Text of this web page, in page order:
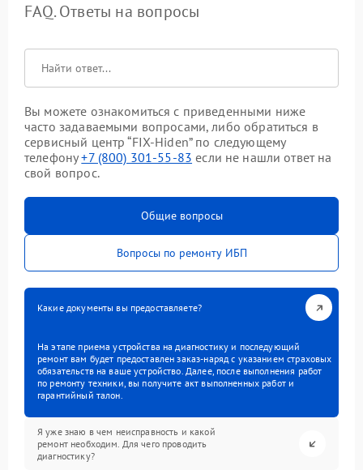
FAQ. Ответы на вопросы
Вы можете ознакомиться с приведенными ниже
часто задаваемыми вопросами, либо обратиться в
сервисный центр “FIX-Hiden” по следующему
телефону+7 (800) 301-55-83 если не нашли ответ на
свой вопрос.
Общие вопросы
Вопросы по ремонту ИБП
Какие документы вы предоставляете?
На этапе приема устройства на диагностику и последующий
ремонт вам будет предоставлен заказ-наряд с указанием страховых
обязательств на ваше устройство. Далее, после выполнения работ
по ремонту техники, вы получите акт выполненных работ и
гарантийный талон.
Я уже знаю в чем неисправность и какой
ремонт необходим. Для чего проводить
диагностику?